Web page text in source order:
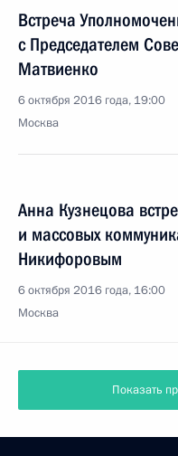
Встреча
с Председателем
Матвиенко
6 октября 2016 года, 19:00
Москва
Анна Кузнецова
и массовых
Никифоровым
6 октября 2016 года, 16:00
Москва
Показать